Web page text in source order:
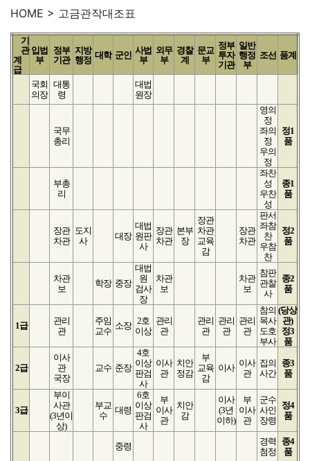
HOME > 고금관작대조표
기
관
계
급
입법
부
정부
기관
지방
행정 대학 군인 사법
부
외무
부
경찰
계
문교
부
정부
투자
기관
일반
행정
부
조선 품계
국회
의장
대통
령
대법
원장
국무
총리
영의
정
좌의
정
우의
정
정1
품
부총
리
좌찬
성
우찬
성
종1
품
장관
차관
도지
사
대장
대법
원판
사
장관
차관
본부
장
장관
차관
교육
감
장관
차관
판서
좌참
찬
우참
찬
정2
품
차관
보
학장 중장
대법
원
검사
장
차관
보
차관
보
참판
관찰
사
종2
품
1급
관리
관
주임
교수
소장 2호
이상
관리
관
관리
관
관리
관
관리
관
참의
목사
도호
부사
(당상
관)
정3
품
2급
이사
관
국장
교수 준장
4호
이상
판검
사
이사
관
치안
정감
부
교육
감
이사 이사
관
집의
사간
종3
품
3급
부이
사관
(3년이
상)
부교
수
대령
6호
이상
판검
사
부
이사
관
치안
감
이사
(3년
이하)
부
이사
관
군수
사인
장령
정4
품
중령
경력
첨정
종4
품